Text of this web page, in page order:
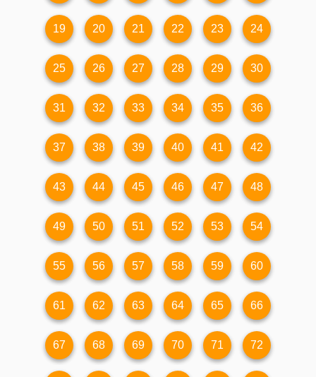
19 20 21 22 23 24
25 26 27 28 29 30
31 32 33 34 35 36
37 38 39 40 41 42
43 44 45 46 47 48
49 50 51 52 53 54
55 56 57 58 59 60
61 62 63 64 65 66
67 68 69 70 71 72